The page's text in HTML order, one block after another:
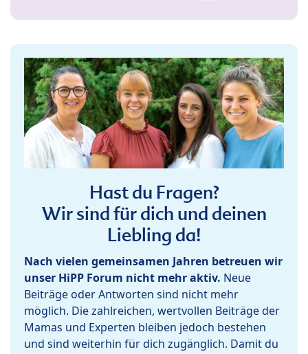
Hast du Fragen?
Wir sind für dich und deinen
Liebling da!
Nach vielen gemeinsamen Jahren betreuen wir
unser HiPP Forum nicht mehr aktiv. Neue
Beiträge oder Antworten sind nicht mehr
möglich. Die zahlreichen, wertvollen Beiträge der
Mamas und Experten bleiben jedoch bestehen
und sind weiterhin für dich zugänglich. Damit du